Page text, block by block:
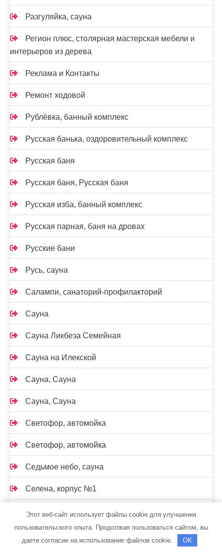
Разгуляйка, сауна
Регион плюс, столярная мастерская мебели и
интерьеров из дерева
Реклама и Контакты
Ремонт ходовой
Рублёвка, банный комплекс
Русская банька, оздоровительный комплекс
Русская баня
Русская баня, Русская баня
Русская изба, банный комплекс
Русская парная, баня на дровах
Русские бани
Русь, сауна
Салампи, санаторий-профилакторий
Сауна
Сауна Ликбеза Семейная
Сауна на Илекской
Сауна, Сауна
Сауна, Сауна
Светофор, автомойка
Светофор, автомойка
Седьмое небо, сауна
Селена, корпус №1
Сервисная компания по обслуживанию
складской техники и промышленного оборудования
Сибгласс, торгово-производственная фирма
Этот веб-сайт использует файлы cookie для улучшения
пользовательского опыта. Продолжая пользоваться сайтом, вы
даете согласие на использование файлов cookie.
OK